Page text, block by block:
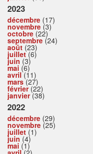
2023
décembre (17)
novembre (3)
octobre (22)
septembre (24)
août (23)
juillet(6)
juin (3)
mai (6)
avril(11)
mars(27)
février(22)
janvier(38)
2022
décembre (29)
novembre (25)
juillet (1)
juin (4)
mai (1)